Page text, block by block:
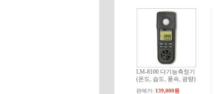
LM-8100 다기능측정기
(온도, 습도, 풍속, 광량)
판매가: 139,000원